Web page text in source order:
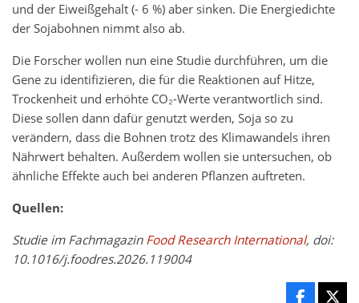
und der Eiweißgehalt (- 6 %) aber sinken. Die Energiedichte
der Sojabohnen nimmt also ab.
Die Forscher wollen nun eine Studie durchführen, um die
Gene zu identifizieren, die für die Reaktionen auf Hitze,
Trockenheit und erhöhte CO₂-Werte verantwortlich sind.
Diese sollen dann dafür genutzt werden, Soja so zu
verändern, dass die Bohnen trotz des Klimawandels ihren
Nährwert behalten. Außerdem wollen sie untersuchen, ob
ähnliche Effekte auch bei anderen Pflanzen auftreten.
Quellen:
Studie im FachmagazinFood Research International, doi:
10.1016/j.foodres.2026.119004